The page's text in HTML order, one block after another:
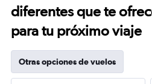
diferentes que te
para tu próximo viaje
Otras opciones de vuelos